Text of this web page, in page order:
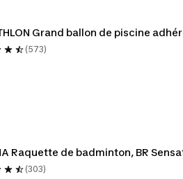
Grand ballon de piscine
(573)
Raquette de badminton, BR
(303)